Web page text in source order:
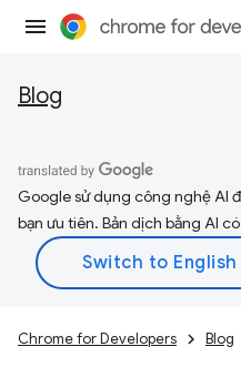
Blog
Google sử dụng công nghệ AI
bạn ưu tiên. Bản dịch bằng AI
Chrome for Developers Blog